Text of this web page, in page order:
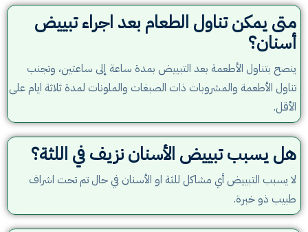
متى يمكن تناول الطعام بعد اجراء تبييض
أسنان؟
ينصح بتناول الأطعمة بعد التبييض بمدة ساعة إلى ساعتين، وتجنب
تناول الأطعمة والمشروبات ذات الصبغات والملونات لمدة ثلاثة ايام على
الأقل.
هل يسبب تبييض الأسنان نزيف في اللثة؟
لا يسبب التبييض أي مشاكل للثة او الأسنان في حال تم تحت اشراف
طبيب ذو خبرة.